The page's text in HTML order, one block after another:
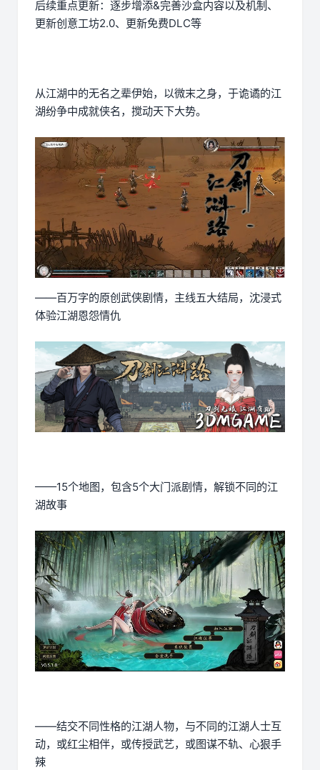
后续重点更新：逐步增添&完善沙盒内容以及机制、
更新创意工坊2.0、更新免费DLC等
从江湖中的无名之辈伊始，以微末之身，于诡谲的江
湖纷争中成就侠名，搅动天下大势。
——百万字的原创武侠剧情，主线五大结局，沈浸式
体验江湖恩怨情仇
——15个地图，包含5个大门派剧情，解锁不同的江
湖故事
——结交不同性格的江湖人物，与不同的江湖人士互
动，或红尘相伴，或传授武艺，或图谋不轨、心狠手
辣